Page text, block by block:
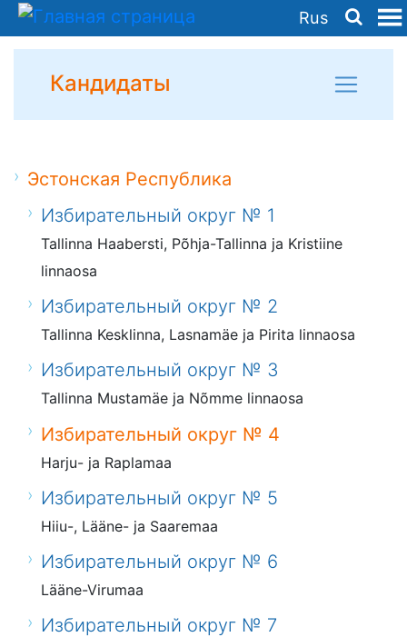
Rus
Кандидаты
Эстонская Республика
Избирательный округ № 1
Tallinna Haabersti, Põhja-Tallinna ja Kristiine
linnaosa
Избирательный округ № 2
Tallinna Kesklinna, Lasnamäe ja Pirita linnaosa
Избирательный округ № 3
Tallinna Mustamäe ja Nõmme linnaosa
Избирательный округ № 4
Harju- ja Raplamaa
Избирательный округ № 5
Hiiu-, Lääne- ja Saaremaa
Избирательный округ № 6
Lääne-Virumaa
Избирательный округ № 7